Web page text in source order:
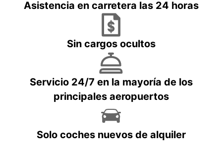
Asistencia en carretera las 24 horas
Sin cargos ocultos
Servicio 24/7 en la mayoría de los
principales aeropuertos
Solo coches nuevos de alquiler